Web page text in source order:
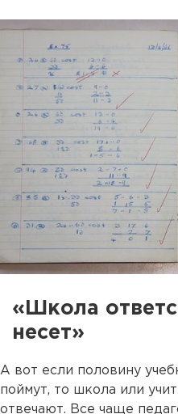
«Школа
несет»
А вот если половину
поймут, то школа или
отвечают. Все чаще